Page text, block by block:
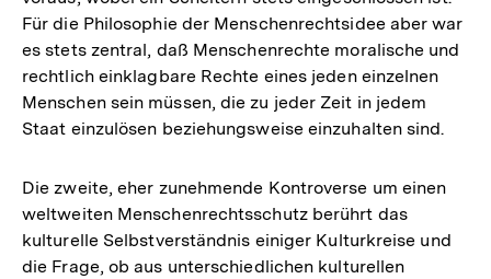
Für die Philosophie der Menschenrechtsidee aber war
es stets zentral, daß Menschenrechte moralische und
rechtlich einklagbare Rechte eines jeden einzelnen
Menschen sein müssen, die zu jeder Zeit in jedem
Staat einzulösen beziehungsweise einzuhalten sind.
Die zweite, eher zunehmende Kontroverse um einen
weltweiten Menschenrechtsschutz berührt das
kulturelle Selbstverständnis einiger Kulturkreise und
die Frage, ob aus unterschiedlichen kulturellen